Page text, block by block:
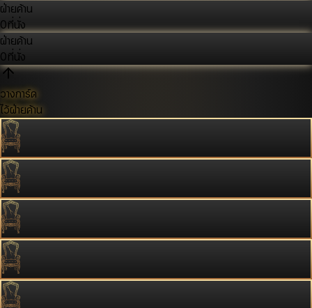
ฝ่ายค้าน
0ที่นั่ง
ฝ่ายค้าน
0ที่นั่ง
วางการ์ด
ไว้ฝ่ายค้าน